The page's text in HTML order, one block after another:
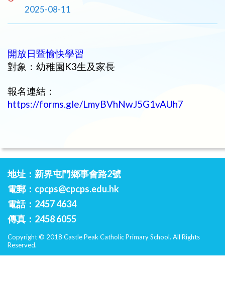
2025-08-11
開放日暨愉快學習
對象：幼稚園K3生及家長
報名連結：
https://forms.gle/LmyBVhNwJ5G1vAUh7
地址：新界屯門鄉事會路2號
電郵： cpcps@cpcps.edu.hk
電話：2457 4634
傳真：2458 6055
Copyright © 2018 Castle Peak Catholic Primary School. All Rights
Reserved.